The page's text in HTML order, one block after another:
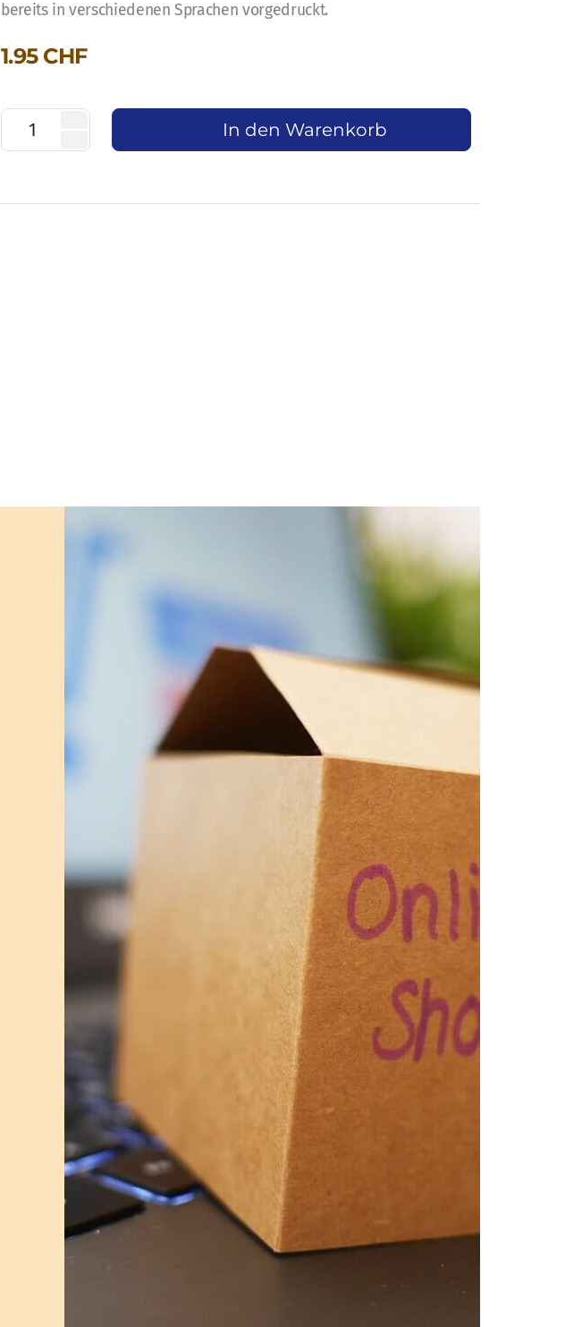
bereits in verschiedenen Sprachen vorgedruckt.
1.95CHF
In den Warenkorb